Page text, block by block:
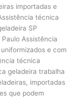
importadas e
técnica
SP
Assistência
e com
técnica
geladeira trabalha
importadas
que podem